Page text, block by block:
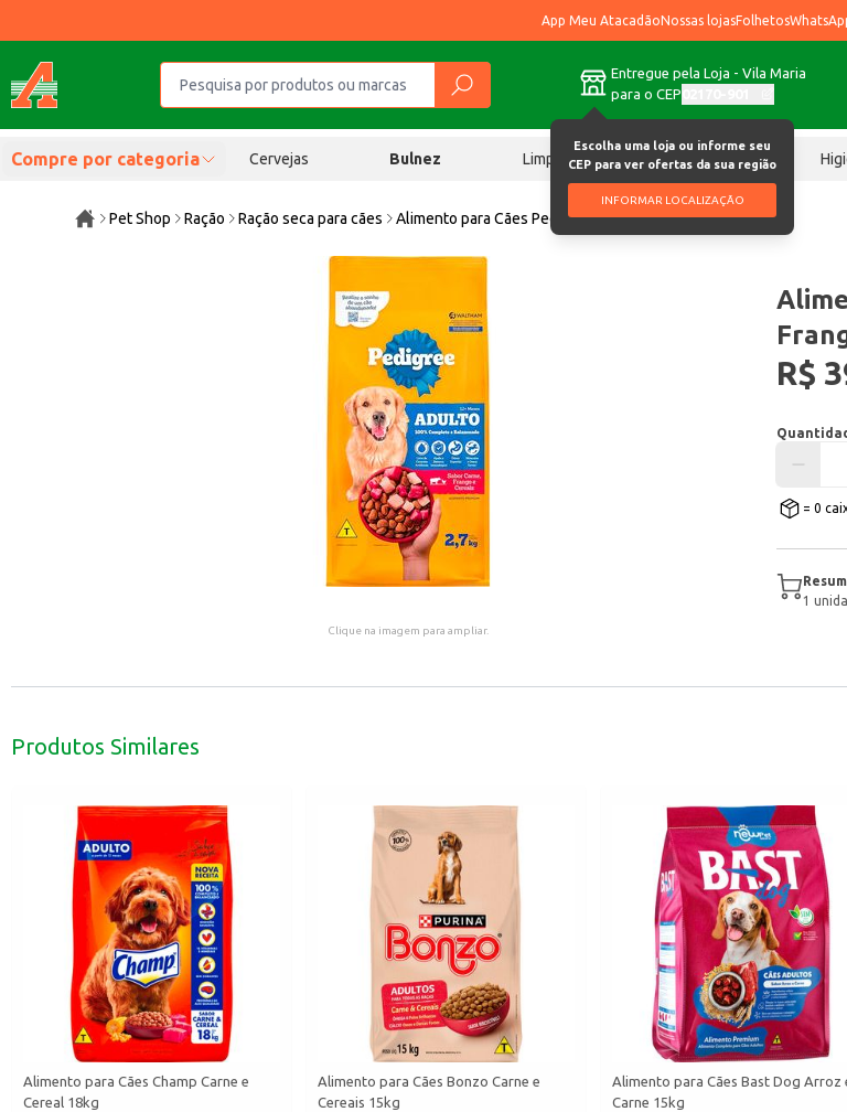
App Meu AtacadãoNossas lojasFolhetos
Entregue pela Loja - Vila Maria
para o CEP
Escolha uma loja ou informe seu
CEP para ver ofertas da sua região
INFORMAR LOCALIZAÇÃO
Compre por categoria Cervejas Bulnez Limpeza Chocolates
Pet Shop Ração Ração seca para cães Alimento para Cães Pedigree Carne e Frango 2,7kg
Clique na imagem para ampliar.
R$
= 0
1
Produtos Similares
Alimento para Cães Champ Carne e
Cereal 18kg
Alimento para Cães Bonzo Carne e
Cereais 15kg
Alimento para Cães Bast Dog Arroz
Carne 15kg